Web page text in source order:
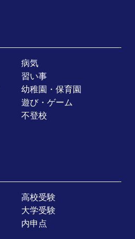
病気
習い事
幼稚園・保育園
遊び・ゲーム
不登校
高校受験
大学受験
内申点